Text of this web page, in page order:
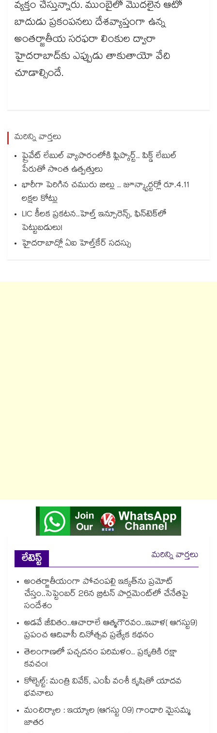
వ్యక్తం చేస్తున్నారు. ముంబైలో మొదలైన ఆటో
బాదుడు ప్రకంపనలు దేశవ్యాప్తంగా ఉన్న
అంతర్జాతీయ సరఫరా లింకుల ద్వారా
హైదరాబాద్‌కు ఎప్పుడు తాకుతాయో వేచి
చూడాల్సిందే.
మరిన్ని వార్తలు
ప్రైవేట్ లేబుల్ వ్యాపారంలోకి ఫ్లిప్కార్ట్.. పిక్డ్ లేబుల్
పేరుతో సొంత ఉత్పత్తులు
భారీగా పెరిగిన చమురు బిల్లు .. జూన్క్వార్టర్లో రూ.4.11
లక్షల కోట్లు
LIC కీలక ప్రకటన..హెల్త్ ఇన్సూరెన్స్, ఫిన్‌టెక్‌లో
పెట్టుబడులు!
హైదరాబాద్లో ఏఐ హెల్త్‌‌‌‌‌‌‌‌‌‌‌‌‌‌‌‌‌‌‌‌‌‌‌‌‌‌‌‌‌‌‌‌కేర్ సదస్సు
లేటెస్ట్
మరిన్ని వార్తలు
అంతర్జాతీయంగా పోచంపల్లి ఇక్కత్‌ను ప్రమోట్‌
చేస్తం..సెప్టెంబర్‌ 26న బ్రిటన్‌ పార్లమెంట్‌లో చేనేతపై
సందేశం
అడవే జీవితం..ఆచారాలే ఆత్మగౌరవం..ఇవాళ( ఆగస్టు9)
ప్రపంచ ఆదివాసీ దినోత్సవ ప్రత్యేక కథనం
తెలంగాణలో పచ్చదనం పరిమళం.. ప్రకృతికి రక్షా
కవచం!
కోల్బెల్ట్: మంత్రి వివేక్, ఎంపీ వంశీ కృషితో యాదవ
భవనాలు
మంచిర్యాల : ఇయ్యాల (ఆగస్టు 09) గాంధారి మైసమ్మ
జాతర